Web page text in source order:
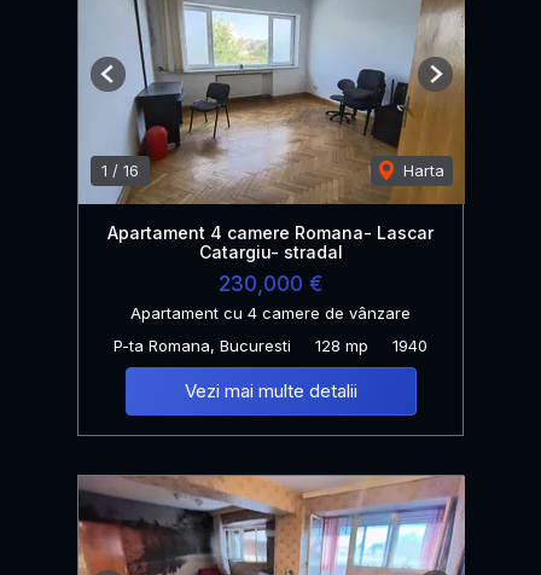
1 / 16 Harta
Previous Next
Apartament 4 camere Romana- Lascar
Catargiu- stradal
230,000 €
Apartament cu 4 camere de vânzare
P-ta Romana, Bucuresti
128 mp 1940
Vezi mai multe detalii